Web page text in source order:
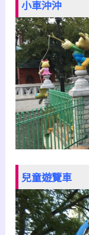
小車沖沖
兒童遊覽車